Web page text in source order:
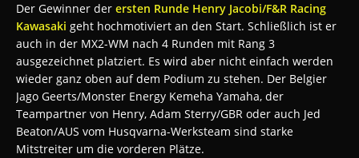
Der Gewinner der ersten Runde Henry Jacobi/F&R Racing
Kawasaki geht hochmotiviert an den Start. Schließlich ist er
auch in der MX2-WM nach 4 Runden mit Rang 3
ausgezeichnet platziert. Es wird aber nicht einfach werden
wieder ganz oben auf dem Podium zu stehen. Der Belgier
Jago Geerts/Monster Energy Kemeha Yamaha, der
Teampartner von Henry, Adam Sterry/GBR oder auch Jed
Beaton/AUS vom Husqvarna-Werksteam sind starke
Mitstreiter um die vorderen Plätze.